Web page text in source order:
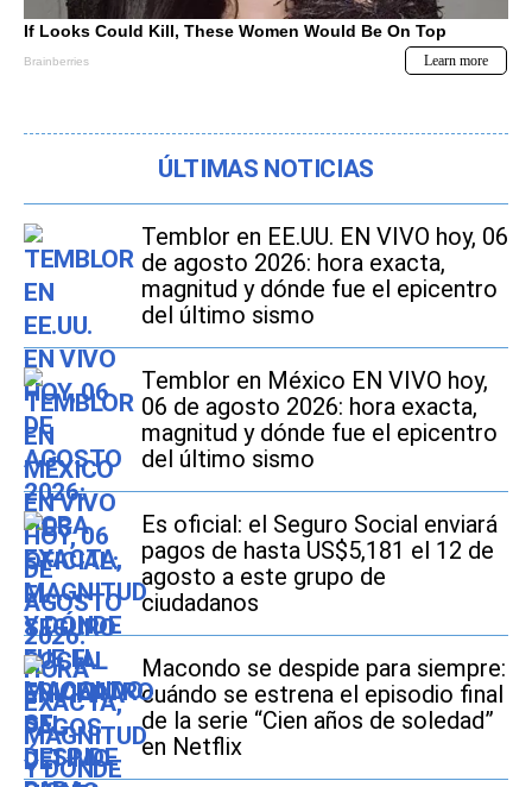
ÚLTIMAS NOTICIAS
Temblor en EE.UU. EN VIVO hoy, 06
de agosto 2026: hora exacta,
magnitud y dónde fue el epicentro
del último sismo
Temblor en México EN VIVO hoy,
06 de agosto 2026: hora exacta,
magnitud y dónde fue el epicentro
del último sismo
Es oficial: el Seguro Social enviará
pagos de hasta US$5,181 el 12 de
agosto a este grupo de
ciudadanos
Macondo se despide para siempre:
cuándo se estrena el episodio final
de la serie “Cien años de soledad”
en Netflix